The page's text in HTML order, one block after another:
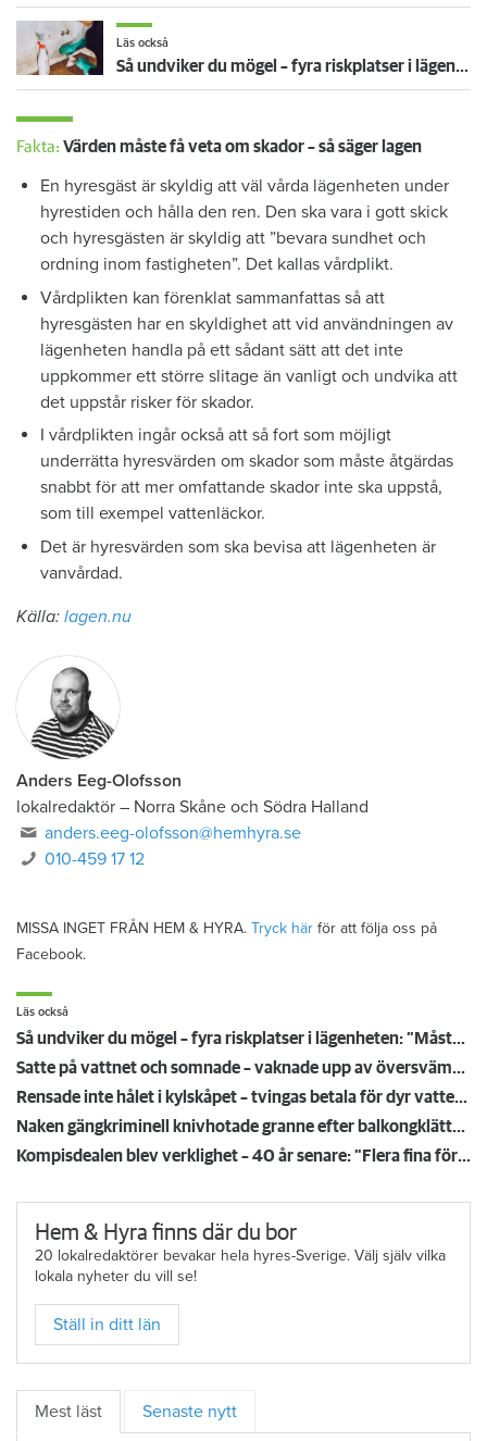
Läs också
Så undviker du mögel – fyra riskplatser i lägenheten: ”Måste städa bort”
Fakta: Värden måste få veta om skador – så säger lagen
En hyresgäst är skyldig att väl vårda lägenheten under
hyrestiden och hålla den ren. Den ska vara i gott skick
och hyresgästen är skyldig att ”bevara sundhet och
ordning inom fastigheten”. Det kallas vårdplikt.
Vårdplikten kan förenklat sammanfattas så att
hyresgästen har en skyldighet att vid användningen av
lägenheten handla på ett sådant sätt att det inte
uppkommer ett större slitage än vanligt och undvika att
det uppstår risker för skador.
I vårdplikten ingår också att så fort som möjligt
underrätta hyresvärden om skador som måste åtgärdas
snabbt för att mer omfattande skador inte ska uppstå,
som till exempel vattenläckor.
Det är hyresvärden som ska bevisa att lägenheten är
vanvårdad.
Källa: lagen.nu
Anders Eeg-Olofsson
lokalredaktör – Norra Skåne och Södra Halland
anders.eeg-olofsson@hemhyra.se
010-459 17 12
MISSA INGET FRÅN HEM & HYRA. Tryck här för att följa oss på
Facebook.
Läs också
Så undviker du mögel – fyra riskplatser i lägenheten: ”Måste städa bort”
Satte på vattnet och somnade – vaknade upp av översvämning hos grannen
Rensade inte hålet i kylskåpet – tvingas betala för dyr vattenskada
Naken gängkriminell knivhotade granne efter balkongklättring
Kompisdealen blev verklighet – 40 år senare: "Flera fina fördelar med att dela bostad"
Hem & Hyra finns där du bor
20 lokalredaktörer bevakar hela hyres-Sverige. Välj själv vilka
lokala nyheter du vill se!
Ställ in ditt län
Mest läst Senaste nytt